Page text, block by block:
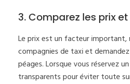
3. Comparez les prix
Le prix est un facteur important,
compagnies de taxi et
péages. Lorsque vous réservez
transparents pour éviter toute